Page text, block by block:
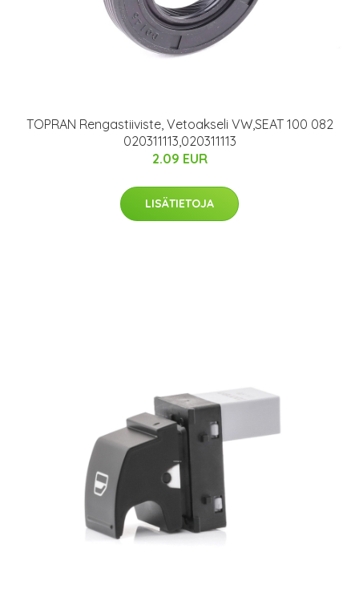
TOPRAN Rengastiiviste, Vetoakseli VW,SEAT 100 082
020311113,020311113
2.09 EUR
LISÄTIETOJA